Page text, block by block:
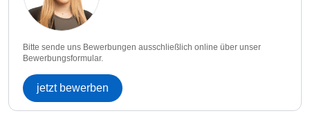
Bitte sende uns Bewerbungen ausschließlich online über unser
Bewerbungsformular.
jetzt bewerben